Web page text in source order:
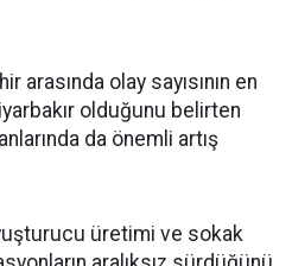
arasında olay sayısının en
olduğunu belirten
da önemli artış
üretimi ve sokak